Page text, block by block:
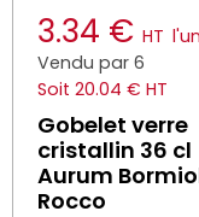
3.34 € HT
Vendu par 6
Soit 20.04 € HT
Gobelet verre
cristallin 36 cl
Aurum
Rocco